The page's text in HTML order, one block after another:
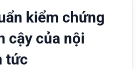
kiểm chứng
cậy của nội
tức